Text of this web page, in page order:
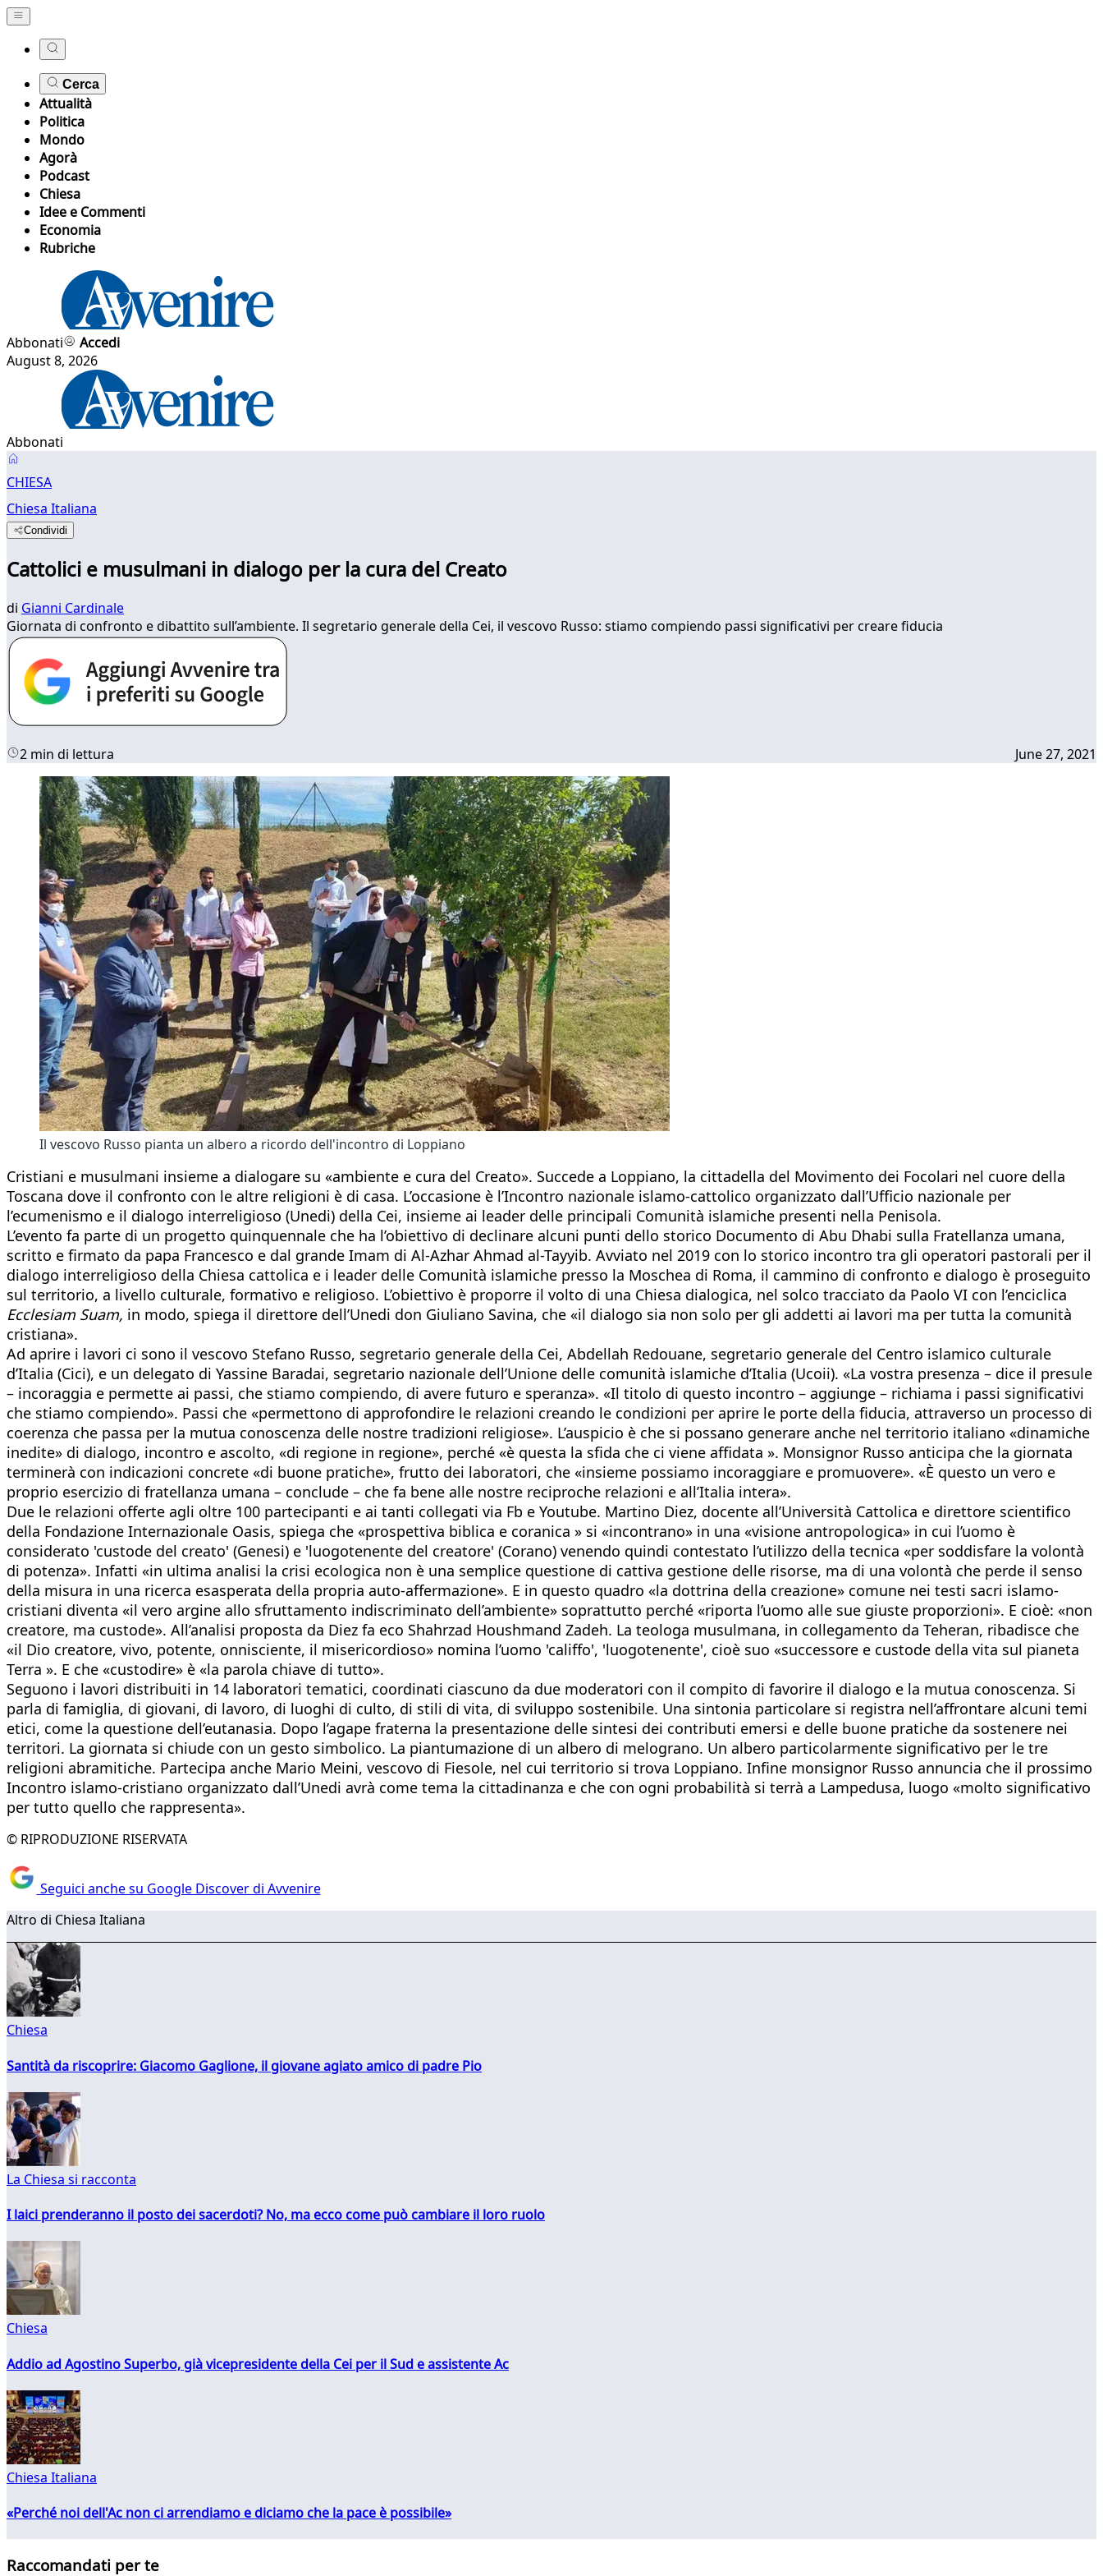
Cerca
Attualità
Politica
Mondo
Agorà
Podcast
Chiesa
Idee e Commenti
Economia
Rubriche
Abbonati
Accedi
August 8, 2026
Abbonati
CHIESA
Chiesa Italiana
Condividi
Cattolici e musulmani in dialogo per la cura del Creato
di Gianni Cardinale
Giornata di confronto e dibattito sull’ambiente. Il segretario generale della Cei, il vescovo Russo: stiamo compiendo passi significativi per creare fiducia
2 min di lettura June 27, 2021
Il vescovo Russo pianta un albero a ricordo dell'incontro di Loppiano
Cristiani e musulmani insieme a dialogare su «ambiente e cura del Creato». Succede a Loppiano, la cittadella del Movimento dei Focolari nel cuore della
Toscana dove il confronto con le altre religioni è di casa. L’occasione è l’Incontro nazionale islamo-cattolico organizzato dall’Ufficio nazionale per
l’ecumenismo e il dialogo interreligioso (Unedi) della Cei, insieme ai leader delle principali Comunità islamiche presenti nella Penisola.
L’evento fa parte di un progetto quinquennale che ha l’obiettivo di declinare alcuni punti dello storico Documento di Abu Dhabi sulla Fratellanza umana,
scritto e firmato da papa Francesco e dal grande Imam di Al-Azhar Ahmad al-Tayyib. Avviato nel 2019 con lo storico incontro tra gli operatori pastorali per il
dialogo interreligioso della Chiesa cattolica e i leader delle Comunità islamiche presso la Moschea di Roma, il cammino di confronto e dialogo è proseguito
sul territorio, a livello culturale, formativo e religioso. L’obiettivo è proporre il volto di una Chiesa dialogica, nel solco tracciato da Paolo VI con l’enciclica
Ecclesiam Suam, in modo, spiega il direttore dell’Unedi don Giuliano Savina, che «il dialogo sia non solo per gli addetti ai lavori ma per tutta la comunità
cristiana».
Ad aprire i lavori ci sono il vescovo Stefano Russo, segretario generale della Cei, Abdellah Redouane, segretario generale del Centro islamico culturale
d’Italia (Cici), e un delegato di Yassine Baradai, segretario nazionale dell’Unione delle comunità islamiche d’Italia (Ucoii). «La vostra presenza – dice il presule
– incoraggia e permette ai passi, che stiamo compiendo, di avere futuro e speranza». «Il titolo di questo incontro – aggiunge – richiama i passi significativi
che stiamo compiendo». Passi che «permettono di approfondire le relazioni creando le condizioni per aprire le porte della fiducia, attraverso un processo di
coerenza che passa per la mutua conoscenza delle nostre tradizioni religiose». L’auspicio è che si possano generare anche nel territorio italiano «dinamiche
inedite» di dialogo, incontro e ascolto, «di regione in regione», perché «è questa la sfida che ci viene affidata ». Monsignor Russo anticipa che la giornata
terminerà con indicazioni concrete «di buone pratiche», frutto dei laboratori, che «insieme possiamo incoraggiare e promuovere». «È questo un vero e
proprio esercizio di fratellanza umana – conclude – che fa bene alle nostre reciproche relazioni e all’Italia intera».
Due le relazioni offerte agli oltre 100 partecipanti e ai tanti collegati via Fb e Youtube. Martino Diez, docente all’Università Cattolica e direttore scientifico
della Fondazione Internazionale Oasis, spiega che «prospettiva biblica e coranica » si «incontrano» in una «visione antropologica» in cui l’uomo è
considerato 'custode del creato' (Genesi) e 'luogotenente del creatore' (Corano) venendo quindi contestato l’utilizzo della tecnica «per soddisfare la volontà
di potenza». Infatti «in ultima analisi la crisi ecologica non è una semplice questione di cattiva gestione delle risorse, ma di una volontà che perde il senso
della misura in una ricerca esasperata della propria auto-affermazione». E in questo quadro «la dottrina della creazione» comune nei testi sacri islamo-
cristiani diventa «il vero argine allo sfruttamento indiscriminato dell’ambiente» soprattutto perché «riporta l’uomo alle sue giuste proporzioni». E cioè: «non
creatore, ma custode». All’analisi proposta da Diez fa eco Shahrzad Houshmand Zadeh. La teologa musulmana, in collegamento da Teheran, ribadisce che
«il Dio creatore, vivo, potente, onnisciente, il misericordioso» nomina l’uomo 'califfo', 'luogotenente', cioè suo «successore e custode della vita sul pianeta
Terra ». E che «custodire» è «la parola chiave di tutto».
Seguono i lavori distribuiti in 14 laboratori tematici, coordinati ciascuno da due moderatori con il compito di favorire il dialogo e la mutua conoscenza. Si
parla di famiglia, di giovani, di lavoro, di luoghi di culto, di stili di vita, di sviluppo sostenibile. Una sintonia particolare si registra nell’affrontare alcuni temi
etici, come la questione dell’eutanasia. Dopo l’agape fraterna la presentazione delle sintesi dei contributi emersi e delle buone pratiche da sostenere nei
territori. La giornata si chiude con un gesto simbolico. La piantumazione di un albero di melograno. Un albero particolarmente significativo per le tre
religioni abramitiche. Partecipa anche Mario Meini, vescovo di Fiesole, nel cui territorio si trova Loppiano. Infine monsignor Russo annuncia che il prossimo
Incontro islamo-cristiano organizzato dall’Unedi avrà come tema la cittadinanza e che con ogni probabilità si terrà a Lampedusa, luogo «molto significativo
per tutto quello che rappresenta».
© RIPRODUZIONE RISERVATA
Seguici anche su Google Discover di Avvenire
Altro di Chiesa Italiana
Chiesa
Santità da riscoprire: Giacomo Gaglione, il giovane agiato amico di padre Pio
La Chiesa si racconta
I laici prenderanno il posto dei sacerdoti? No, ma ecco come può cambiare il loro ruolo
Chiesa
Addio ad Agostino Superbo, già vicepresidente della Cei per il Sud e assistente Ac
Chiesa Italiana
«Perché noi dell'Ac non ci arrendiamo e diciamo che la pace è possibile»
Raccomandati per te